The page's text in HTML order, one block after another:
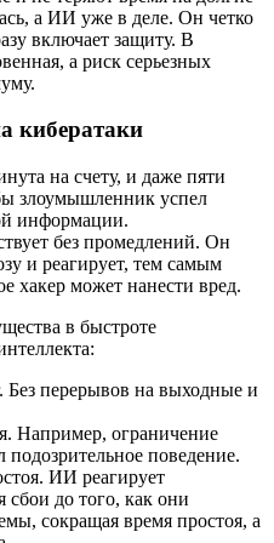
а ИИ уже в деле. Он четко
включает защиту. В
а риск серьезных
кибератаки
на счету, и даже пяти
злоумышленник успел
информации.
без промедлений. Он
и реагирует, тем самым
хакер может нанести вред.
в быстроте
перерывов на выходные и
Например, ограничение
поведение.
ИИ реагирует
сбои до того, как они
сокращая время простоя, а